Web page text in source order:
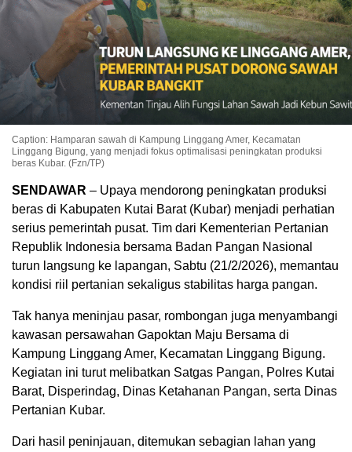
Caption: Hamparan sawah di Kampung Linggang Amer, Kecamatan
Linggang Bigung, yang menjadi fokus optimalisasi peningkatan produksi
beras Kubar. (Fzn/TP)
SENDAWAR – Upaya mendorong peningkatan produksi
beras di Kabupaten Kutai Barat (Kubar) menjadi perhatian
serius pemerintah pusat. Tim dari Kementerian Pertanian
Republik Indonesia bersama Badan Pangan Nasional
turun langsung ke lapangan, Sabtu (21/2/2026), memantau
kondisi riil pertanian sekaligus stabilitas harga pangan.
Tak hanya meninjau pasar, rombongan juga menyambangi
kawasan persawahan Gapoktan Maju Bersama di
Kampung Linggang Amer, Kecamatan Linggang Bigung.
Kegiatan ini turut melibatkan Satgas Pangan, Polres Kutai
Barat, Disperindag, Dinas Ketahanan Pangan, serta Dinas
Pertanian Kubar.
Dari hasil peninjauan, ditemukan sebagian lahan yang